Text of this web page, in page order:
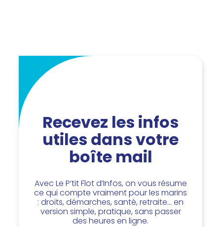
Recevez les infos
utiles dans votre
boîte mail
Avec Le P’tit Flot d’Infos, on vous résume
ce qui compte vraiment pour les marins
: droits, démarches, santé, retraite… en
version simple, pratique, sans passer
des heures en ligne.